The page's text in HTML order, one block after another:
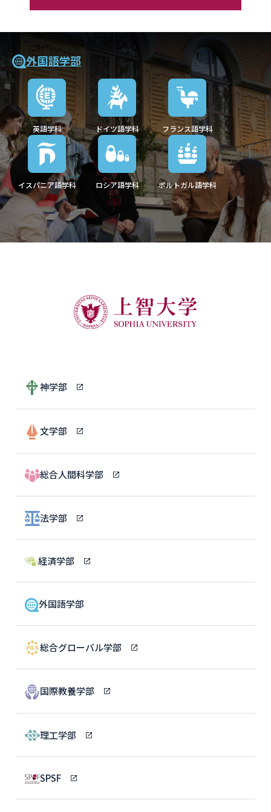
外国語学部
英語学科 ドイツ語学科 フランス語学科
イスパニア語学科 ロシア語学科 ポルトガル語学科
神学部
文学部
総合人間科学部
法学部
経済学部
外国語学部
総合グローバル学部
国際教養学部
理工学部
SPSF